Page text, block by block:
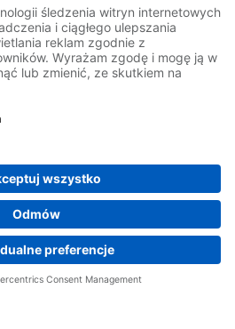
dostaw i płatności
Cookie Choices